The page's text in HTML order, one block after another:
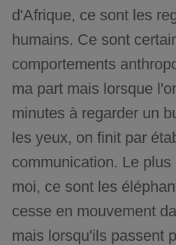
d'Afrique, ce sont les
humains. Ce sont
comportements
ma part mais lorsque
minutes à regarder un
les yeux, on finit par
communication. Le
moi, ce sont les
cesse en mouvement
mais lorsqu'ils passent